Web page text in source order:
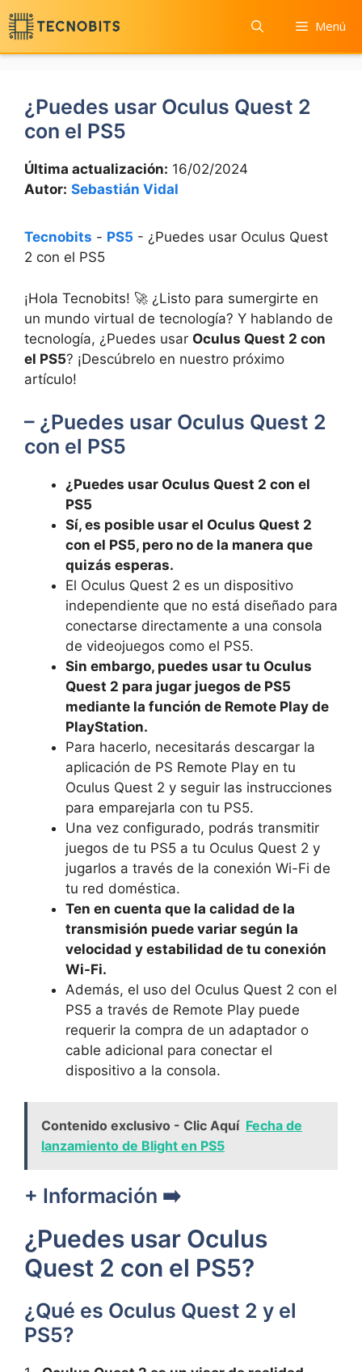
Saltar
al
contenido
Menú
¿Puedes usar Oculus Quest 2
con el PS5
Última actualización: 16/02/2024
Autor: Sebastián Vidal
Tecnobits - PS5 - ¿Puedes usar Oculus Quest
2 con el PS5
¡Hola Tecnobits!‌ 🚀 ¿Listo para sumergirte en
⁣un mundo virtual de tecnología? Y hablando de
tecnología, ¿Puedes usar Oculus Quest ‌2 con
el ‍PS5? ¡Descúbrelo en nuestro próximo
artículo!
– ‍¿Puedes usar⁢ Oculus Quest‍ 2⁣
con⁢ el PS5
¿Puedes⁤ usar​ Oculus Quest 2 con el
PS5
Sí, ​es posible usar el Oculus Quest 2
con el​ PS5, pero no de ⁢la ‌manera que⁤
quizás ⁢esperas.
El Oculus Quest 2 es un dispositivo ​
independiente​ que⁣ no está diseñado para
conectarse directamente a una consola
‍de⁢ videojuegos como el PS5.
Sin ‌embargo,⁢ puedes usar tu ‌Oculus
Quest ⁢2 ⁤para jugar⁤ juegos de PS5
‌mediante la función de Remote ⁣Play​ de
PlayStation.
Para ⁣hacerlo, necesitarás descargar la
aplicación de PS Remote Play en tu​
Oculus ⁢Quest 2 ⁢y seguir las ⁢instrucciones
para emparejarla con tu PS5.
Una vez configurado, ⁤podrás ⁣transmitir
juegos de tu PS5 ⁤a ‌tu Oculus Quest 2 y
jugarlos ⁢a través de⁢ la conexión⁤ Wi-Fi de
tu red doméstica.
Ten en cuenta ⁤que​ la calidad de la
transmisión puede‍ variar⁢ según la
velocidad​ y estabilidad de tu​ conexión‌
Wi-Fi.
Además, el uso‌ del ​Oculus Quest​ 2 con el
PS5 a⁢ través de Remote Play ⁤puede
requerir ⁤la compra de un adaptador o
cable‍ adicional para​ conectar⁢ el
dispositivo​ a la ⁤consola.
Contenido exclusivo - Clic Aquí Fecha de
lanzamiento de Blight en PS5
+ Información ➡️
¿Puedes usar Oculus
Quest 2 con ‍el‌ PS5?
¿Qué es Oculus Quest 2 y el
⁢PS5?